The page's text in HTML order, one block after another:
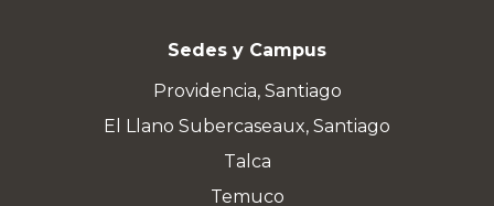
Sedes y Campus
Providencia, Santiago
El Llano Subercaseaux, Santiago
Talca
Temuco